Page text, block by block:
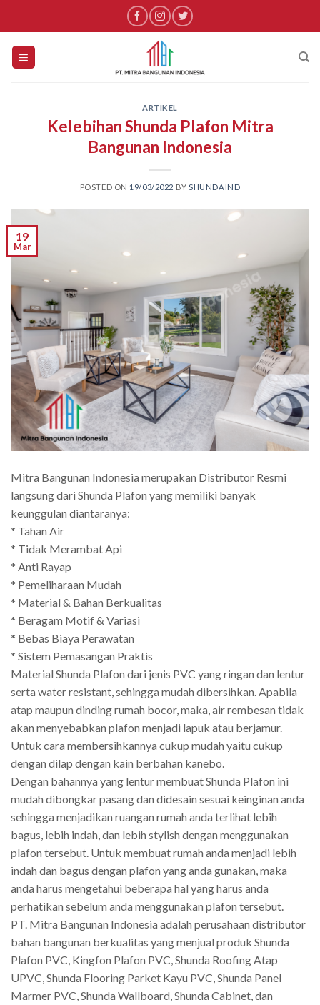
content
ARTIKEL
Kelebihan Shunda Plafon Mitra
Bangunan Indonesia
POSTED ON 19/03/2022 BY SHUNDAIND
19
Mar
Mitra Bangunan Indonesia merupakan Distributor Resmi
langsung dari Shunda Plafon yang memiliki banyak
keunggulan diantaranya:
* Tahan Air
* Tidak Merambat Api
* Anti Rayap
* Pemeliharaan Mudah
* Material & Bahan Berkualitas
* Beragam Motif & Variasi
* Bebas Biaya Perawatan
* Sistem Pemasangan Praktis
Material Shunda Plafon dari jenis PVC yang ringan dan lentur
serta water resistant, sehingga mudah dibersihkan. Apabila
atap maupun dinding rumah bocor, maka, air rembesan tidak
akan menyebabkan plafon menjadi lapuk atau berjamur.
Untuk cara membersihkannya cukup mudah yaitu cukup
dengan dilap dengan kain berbahan kanebo.
Dengan bahannya yang lentur membuat Shunda Plafon ini
mudah dibongkar pasang dan didesain sesuai keinginan anda
sehingga menjadikan ruangan rumah anda terlihat lebih
bagus, lebih indah, dan lebih stylish dengan menggunakan
plafon tersebut. Untuk membuat rumah anda menjadi lebih
indah dan bagus dengan plafon yang anda gunakan, maka
anda harus mengetahui beberapa hal yang harus anda
perhatikan sebelum anda menggunakan plafon tersebut.
PT. Mitra Bangunan Indonesia adalah perusahaan distributor
bahan bangunan berkualitas yang menjual produk Shunda
Plafon PVC, Kingfon Plafon PVC, Shunda Roofing Atap
UPVC, Shunda Flooring Parket Kayu PVC, Shunda Panel
Marmer PVC, Shunda Wallboard, Shunda Cabinet, dan